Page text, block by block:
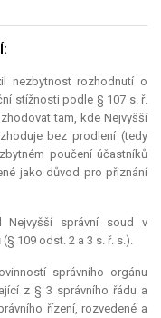
nezbytnost rozhodnutí o
stížnosti podle § 107 s. ř.
tam, kde Nejvyšší
bez prodlení (tedy
poučení účastníků
jako důvod pro přiznání
Nejvyšší správní soud v
109 odst. 2 a 3 s. ř. s.).
správního orgánu
z § 3 správního řádu a
řízení, rozvedené a